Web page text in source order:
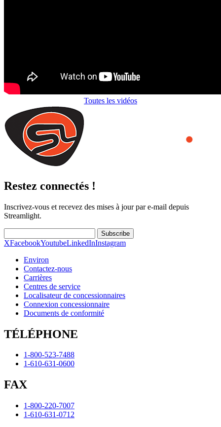
Toutes les vidéos
Restez connectés !
Inscrivez-vous et recevez des mises à jour par e-mail depuis
Streamlight.
Subscribe
XFacebookYoutubeLinkedInInstagram
Environ
Contactez-nous
Carrières
Centres de service
Localisateur de concessionnaires
Connexion concessionnaire
Documents de conformité
TÉLÉPHONE
1-800-523-7488
1-610-631-0600
FAX
1-800-220-7007
1-610-631-0712